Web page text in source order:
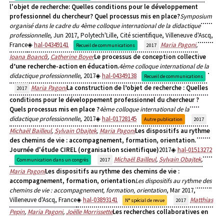
l'objet de recherche: Quelles conditions pour le développement
professionnel du chercheur? Quel processus mis en place?Symposium
organisé dans le cadre du 4ème colloque international de la didactique
professionnelle, Jun 2017, Polytech'Lille, Cité scientifique, Villeneuve d'Ascq,
France
hal-04349141 Recueil de communications 2017 Maria Pagoni,
Ioana Boancă, Catherine BoyerLe processus de conception collective
d’une recherche-action en éducation.4ème colloque international de la
didactique professionnelle, 2017 hal-04349138
Recueil de communications
2017
Maria PagoniLa construction de l’objet de recherche : Quelles
conditions pour le développement professionnel du chercheur ?
Quels processus mis en place ?4ème colloque international de la
didactique professionnelle, 2017 hal-01728145 Autre publication 2017
Michaël Bailleul, Sylvain Obajtek, Maria PagoniLes dispositifs au rythme
des chemins de vie : accompagnement, formation, orientation.
Journée d'étude CIREL (organisation scientifique)2017 hal-01513272
Communication dans un congrès 2017 Michaël Bailleul, Sylvain Obajtek,
Maria PagoniLes dispositifs au rythme des chemins de vie :
accompagnement, formation, orientationLes dispositifs au rythme des
chemins de vie : accompagnement, formation, orientation, Mar 2017,
Villeneuve d'Ascq, France
hal-03893141 N° spécial de revue 2017
Matthias
Pepin, Maria Pagoni, Joëlle MorrissetteLes recherches collaboratives en